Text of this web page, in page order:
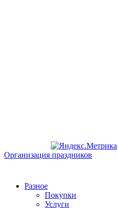
Организация праздников
Разное
Покупки
Услуги